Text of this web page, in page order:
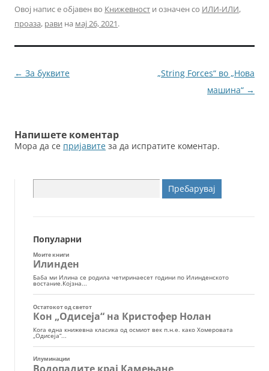
c
e
b
o
itt
er
ai
l
ss
e
n
Овој напис е објавен во Книжевност и означен со ИЛИ-ИЛИ,
проаза, рави на мај 26, 2021.
Навигација
← За буквите
„String Forces“ во „Нова
машина“ →
Напишете коментар
Мора да се пријавите за да испратите коментар.
за:
Популарни